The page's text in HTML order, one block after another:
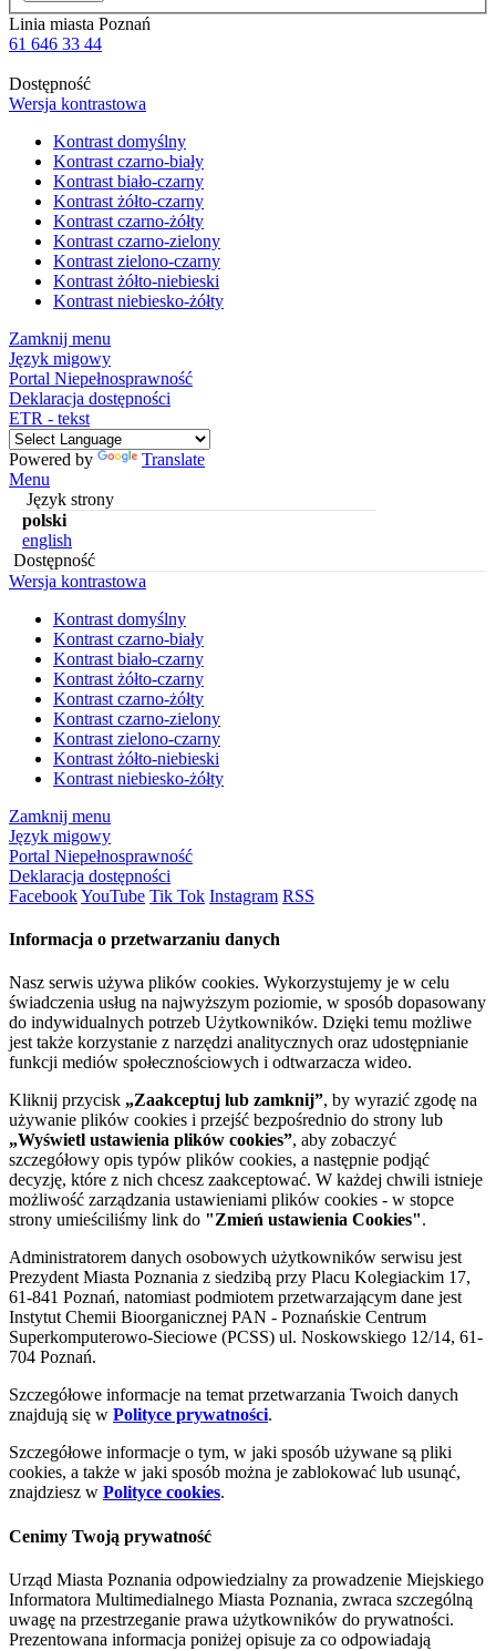
Linia miasta Poznań
61 646 33 44
Dostępność
Wersja kontrastowa
Kontrast domyślny
Kontrast czarno-biały
Kontrast biało-czarny
Kontrast żółto-czarny
Kontrast czarno-żółty
Kontrast czarno-zielony
Kontrast zielono-czarny
Kontrast żółto-niebieski
Kontrast niebiesko-żółty
Zamknij menu
Język migowy
Portal Niepełnosprawność
Deklaracja dostępności
ETR - tekst
Powered by
Translate
Menu
Język strony
polski
english
Dostępność
Wersja kontrastowa
Kontrast domyślny
Kontrast czarno-biały
Kontrast biało-czarny
Kontrast żółto-czarny
Kontrast czarno-żółty
Kontrast czarno-zielony
Kontrast zielono-czarny
Kontrast żółto-niebieski
Kontrast niebiesko-żółty
Zamknij menu
Język migowy
Portal Niepełnosprawność
Deklaracja dostępności
FacebookYouTube Tik Tok Instagram RSS
Informacja o przetwarzaniu danych
Nasz serwis używa plików cookies. Wykorzystujemy je w celu
świadczenia usług na najwyższym poziomie, w sposób dopasowany
do indywidualnych potrzeb Użytkowników. Dzięki temu możliwe
jest także korzystanie z narzędzi analitycznych oraz udostępnianie
funkcji mediów społecznościowych i odtwarzacza wideo.
Kliknij przycisk „Zaakceptuj lub zamknij”, by wyrazić zgodę na
używanie plików cookies i przejść bezpośrednio do strony lub
„Wyświetl ustawienia plików cookies”, aby zobaczyć
szczegółowy opis typów plików cookies, a następnie podjąć
decyzję, które z nich chcesz zaakceptować. W każdej chwili istnieje
możliwość zarządzania ustawieniami plików cookies - w stopce
strony umieściliśmy link do "Zmień ustawienia Cookies".
Administratorem danych osobowych użytkowników serwisu jest
Prezydent Miasta Poznania z siedzibą przy Placu Kolegiackim 17,
61-841 Poznań, natomiast podmiotem przetwarzającym dane jest
Instytut Chemii Bioorganicznej PAN - Poznańskie Centrum
Superkomputerowo-Sieciowe (PCSS) ul. Noskowskiego 12/14, 61-
704 Poznań.
Szczegółowe informacje na temat przetwarzania Twoich danych
znajdują się w Polityce prywatności.
Szczegółowe informacje o tym, w jaki sposób używane są pliki
cookies, a także w jaki sposób można je zablokować lub usunąć,
znajdziesz w Polityce cookies.
Cenimy Twoją prywatność
Urząd Miasta Poznania odpowiedzialny za prowadzenie Miejskiego
Informatora Multimedialnego Miasta Poznania, zwraca szczególną
uwagę na przestrzeganie prawa użytkowników do prywatności.
Prezentowana informacja poniżej opisuje za co odpowiadają